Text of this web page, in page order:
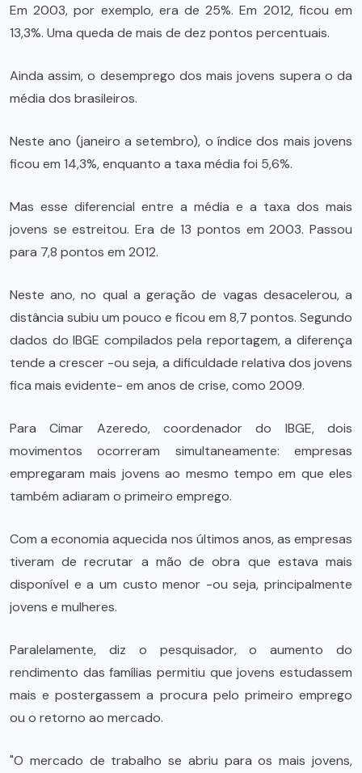
Em 2003, por exemplo, era de 25%. Em 2012, ficou em
13,3%. Uma queda de mais de dez pontos percentuais.
Ainda assim, o desemprego dos mais jovens supera o da
média dos brasileiros.
Neste ano (janeiro a setembro), o índice dos mais jovens
ficou em 14,3%, enquanto a taxa média foi 5,6%.
Mas esse diferencial entre a média e a taxa dos mais
jovens se estreitou. Era de 13 pontos em 2003. Passou
para 7,8 pontos em 2012.
Neste ano, no qual a geração de vagas desacelerou, a
distância subiu um pouco e ficou em 8,7 pontos. Segundo
dados do IBGE compilados pela reportagem, a diferença
tende a crescer -ou seja, a dificuldade relativa dos jovens
fica mais evidente- em anos de crise, como 2009.
Para Cimar Azeredo, coordenador do IBGE, dois
movimentos ocorreram simultaneamente: empresas
empregaram mais jovens ao mesmo tempo em que eles
também adiaram o primeiro emprego.
Com a economia aquecida nos últimos anos, as empresas
tiveram de recrutar a mão de obra que estava mais
disponível e a um custo menor -ou seja, principalmente
jovens e mulheres.
Paralelamente, diz o pesquisador, o aumento do
rendimento das famílias permitiu que jovens estudassem
mais e postergassem a procura pelo primeiro emprego
ou o retorno ao mercado.
"O mercado de trabalho se abriu para os mais jovens,